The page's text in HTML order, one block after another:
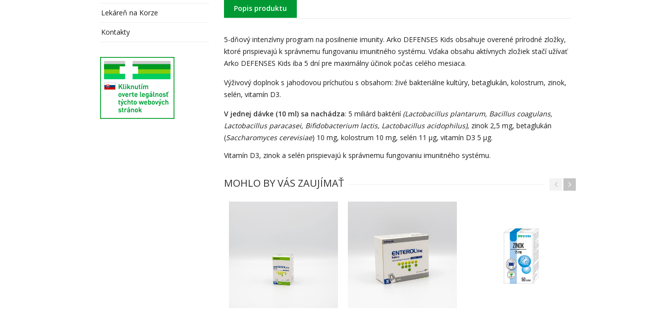
Popis produktu
5-dňový intenzívny program na posilnenie imunity. Arko DEFENSES Kids obsahuje overené prírodné zložky,
ktoré prispievajú k správnemu fungovaniu imunitného systému. Vďaka obsahu aktívnych zložiek stačí užívať
Arko DEFENSES Kids iba 5 dní pre maximálny účinok počas celého mesiaca.
Výživový doplnok s jahodovou príchuťou s obsahom: živé bakteriálne kultúry, betaglukán, kolostrum, zinok,
selén, vitamín D3.
V jednej dávke (10 ml) sa nachádza: 5 miliárd baktérií (Lactobacillus plantarum, Bacillus coagulans,
Lactobacillus paracasei, Bifidobacterium lactis, Lactobacillus acidophilus), zinok 2,5 mg, betaglukán
(Saccharomyces cerevisiae) 10 mg, kolostrum 10 mg, selén 11 µg, vitamín D3 5 µg.
Vitamín D3, zinok a selén prispievajú k správnemu fungovaniu imunitného systému.
MOHLO BY VÁS ZAUJÍMAŤ
Lekáreň na Korze
Kontakty